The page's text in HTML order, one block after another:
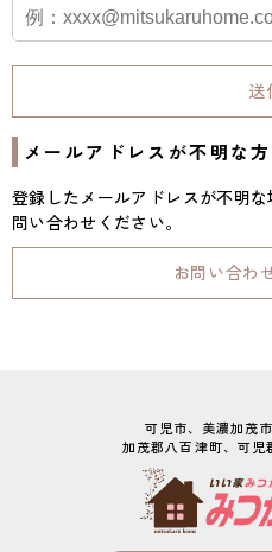
送
メールアドレスが不明な
登録したメールアドレスが不明
問い合わせください。
お問い合わ
可児市、美濃加茂
加茂郡八百津町、可児